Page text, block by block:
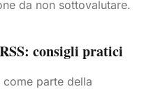
da non sottovalutare.
consigli pratici
come parte della